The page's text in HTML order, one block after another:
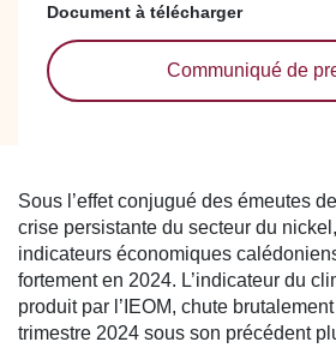
Document à télécharger
Communiqué de
Sous l’effet conjugué des émeutes
crise persistante du secteur du
indicateurs économiques
fortement en 2024. L’indicateur du
produit par l’IEOM, chute
trimestre 2024 sous son précédent